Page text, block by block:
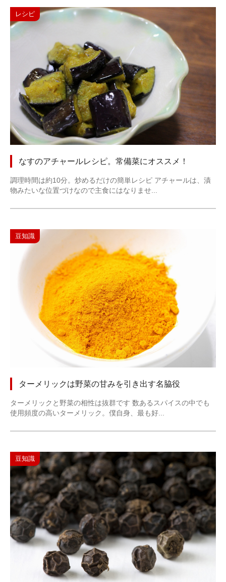
レシピ
なすのアチャールレシピ。常備菜にオススメ！
調理時間は約10分。炒めるだけの簡単レシピ アチャールは、漬
物みたいな位置づけなので主食にはなりませ...
豆知識
ターメリックは野菜の甘みを引き出す名脇役
ターメリックと野菜の相性は抜群です 数あるスパイスの中でも
使用頻度の高いターメリック。僕自身、最も好...
豆知識